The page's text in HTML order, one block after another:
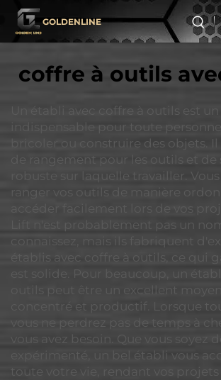
GOLDENLINE
coffre à outils
Un établi avec coffre à outils est
indispensable pour toute
bricoler ou construire des objets. Il
de rangement pour les outils et de
robuste sur laquelle travailler.
ranger vos outils de manière
accéder facilement lors de vos
Lift n'est probablement pas un
connaissez, mais ils fabriquent
établis avec coffre à outils, ce qui
est solide. Pour beaucoup, un
outils peut être un excellent
concentré et productif. Lorsque
vous ne perdrez pas de temps à
vous avez besoin. Que vous soyez
expérimenté, un bel établi vous
toute votre vie, rendant vos